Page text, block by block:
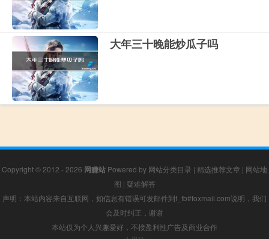
大年三十晚能炒瓜子吗
Copyright © 2012 - 2026 网赚站 Powered by 网站分类目录 | 精选推荐文章 | 网站地
图 | 疑难解答
声明：本站内容来自互联网，如信息有错误可发邮件到f_fb#foxmail.com说明，我们
会及时纠正，谢谢
本站仅为个人兴趣爱好，不接盈利性广告及商业合作